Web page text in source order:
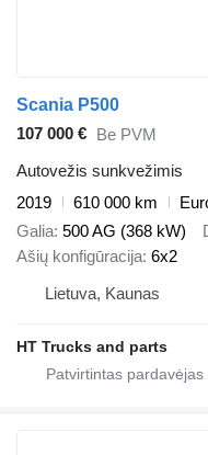
Scania P500
107 000 € Be PVM
Autovežis sunkvežimis
2019
610 000 km
Galia 500 AG (368 kW)
Ašių konfigūracija 6x2
Lietuva, Kaunas
HT Trucks and parts